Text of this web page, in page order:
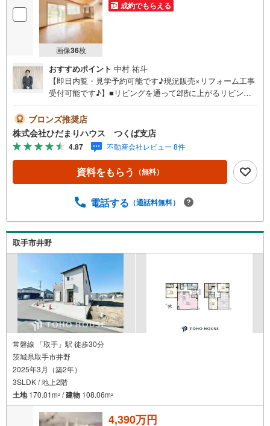
画像36枚
成約でもらえる
おすすめポイント 中村 祐斗
【即日内覧・見学予約可能です♪現況販売×リフォーム工事
受付可能です♪】■リビングを通って2階に上がるリビング
備！未公開写真はひだまりハウスHPにて公開中♪■小中学
校まで、それぞれ徒歩10分圏内！■全居室6帖以上！ゆとり
のある4LDK☆■リビングと洋室が続き間設計ですので、大
空間を演出できます（＾O＾）マイホーム探しは、ひだま
りハウスにご相談ください！■自己資金￥0からの住宅購入
できます！■他社様でご紹介されている物件も一緒にご提案
ーです。■インターネット非公開の物件もご紹介可能です。
お忙しいときは現地待合せ＆現地解散できます。■平日のご
見学希望大歓迎です！土浦市西根南2丁目 中古戸建 荒川
沖駅（徒歩33分） 中村小学校（徒歩5分） 土浦第三中学
校（徒歩10分）
ブロンズ推奨店
株式会社ひだまりハウス つくば支店
4.87 不動産会社レビュー 8件
資料をもらう （無料）
電話する （通話料無料）
取手市井野
常磐線 「取手」駅 徒歩30分
茨城県取手市井野
2025年3月（築2年）
3SLDK / 地上2階
土地170.01m2 /建物 108.06m2
4,390万円